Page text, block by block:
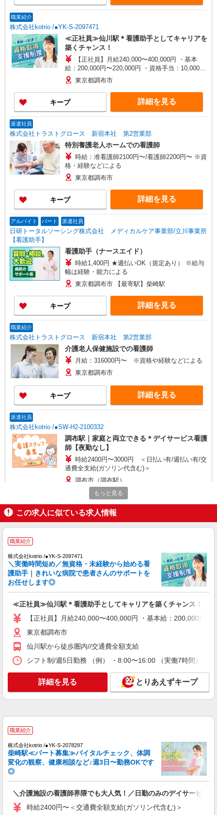
職業紹介
株式会社kotrio /●YK-S-2097471
≪正社員≫仙川駅＊看護助手としてキャリアを
築くチャンス！
【正社員】月給240,000〜400,000円 ・基本
給：200,000円〜220,000円 ・資格手当：10,000〜
30,000円 ・役職手当：10,000〜70,000円 ・処遇改
善手当：20,000〜60,000円（勤続年数、保有資格
により変動） ・固定残業手当：20,000円（10時
間） ※固定残業時間を超過する場合には超過勤務
手当として別途支給 ・夜勤手当：10,000円/1回
歓迎 ・認知症介護基礎研修 ・初任者研修 ・実務
者研修 ・介護福祉士 など
東京都調布市
キープ 詳細を見る
派遣社員
株式会社トラストグロース 新宿本社 第2営業部
特別養護老人ホームでの看護師
時給：准看護師2100円〜/看護師2200円〜 ※資
格・経験などによる
東京都調布市
キープ 詳細を見る
アルバイト パート 派遣社員
日研トータルソーシング株式会社 メディカルケア事業部/立川事業所
【看護助手】
看護助手（ナースエイド）
時給1,400円 ★週払いOK（規定あり） ※給与
幅は経験・能力による
東京都調布市 【最寄駅】柴崎駅
キープ 詳細を見る
職業紹介
株式会社トラストグロース 新宿本社 第2営業部
介護老人保健施設での看護師
月給：316000円〜 ※資格や経験などによる
東京都調布市
キープ 詳細を見る
派遣社員
株式会社kotrio /●SW-H2-2100332
調布駅｜家庭と両立できる＊デイサービス看護
師【夜勤なし】
時給2400円〜3000円 ＜日払い有/週払い有/交
通費全支給(ガソリン代含む)＞
調布市（調布駅）
アルバイト パート 派遣社員
【看護助手】
看護助手（ナースエイド）
時給1,400円 ★週払いOK（規定あり） ※給与
幅は経験・能力による
東京都調布市 【最寄駅】京王線 調布駅
キープ 詳細を見る
派遣社員
高収入を目指したい方必見！未経験でも日収
1.2万〜可！看護助手
時給1650円〜2312円 ＜日払い有/週払い有/交
通費全支給(ガソリン代含む)＞
東京都調布市
キープ 詳細を見る
アルバイト
日研トータルソーシング株式会社 メディカルケア事業部/立川事業所
【看護助手】
看護助手（ナースエイド）
東京都調布市 【最寄駅】京王線 布田駅
もっと見る
この求人に似ている求人情報
職業紹介
株式会社kotrio /●YK-S-2097471
＼実働時間短め／無資格・未経験から始める看
護助手｜きれいな病院で患者さんのサポートを
お任せします◎
≪正社員≫仙川駅＊看護助手としてキャリアを築くチャンス！
【正社員】月給240,000〜400,000円 ・基本給：200,000円
東京都調布市
仙川駅から徒歩圏内//交通費全額支給
シフト制/週5日勤務 （例） ・8:00〜16:00 （実働7時間）
詳細を見る とりあえずキープ
職業紹介
株式会社kotrio /●YK-S-2078297
柴崎駅≪パート募集≫バイタルチェック、体調
変化の観察、健康相談など♪週3日〜勤務OKです
◎
＼介護施設の看護師界隈でも大人気！／日勤のみのデイサービス＊
時給2400円〜＜交通費全額支給(ガソリン代含む)＞